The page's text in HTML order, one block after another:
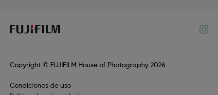
Copyright © FUJIFILM House of Photography 2026
Condiciones de uso